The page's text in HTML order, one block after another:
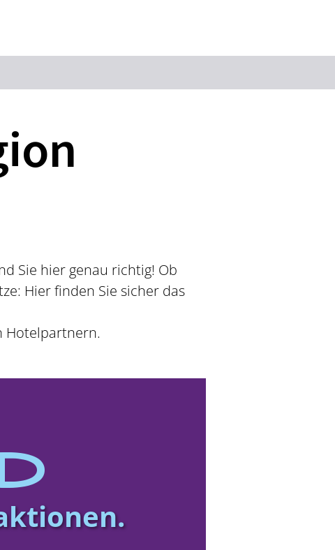
Suchbegriff
Das könnte Sie interessieren
Kultur
Sie hier genau richtig! Ob
Hier finden Sie sicher das
Hotelpartnern.